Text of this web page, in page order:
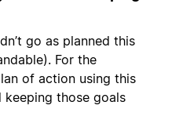
go as planned this
For the
of action using this
those goals